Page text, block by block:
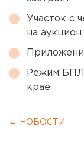
Участок с
на
Режим
крае
← НОВОСТИ